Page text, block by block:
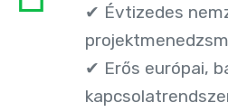
✔ Évtizedes
✔ Erős európai,